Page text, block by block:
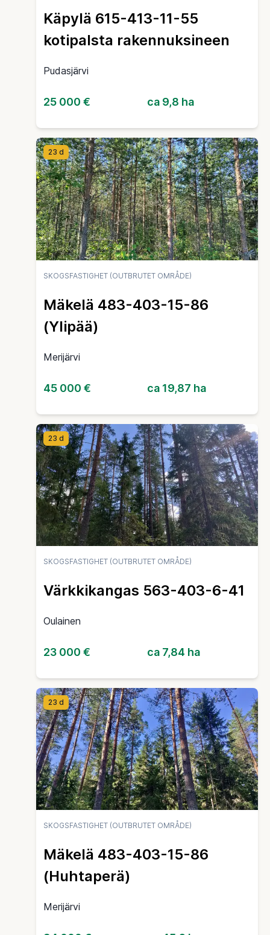
Käpylä 615-413-11-55
kotipalsta rakennuksineen
Pudasjärvi
25 000 € ca 9,8 ha
23 d
SKOGSFASTIGHET (OUTBRUTET OMRÅDE)
Mäkelä 483-403-15-86
(Ylipää)
Merijärvi
45 000 € ca 19,87 ha
23 d
SKOGSFASTIGHET (OUTBRUTET OMRÅDE)
Värkkikangas 563-403-6-41
Oulainen
23 000 € ca 7,84 ha
23 d
SKOGSFASTIGHET (OUTBRUTET OMRÅDE)
Mäkelä 483-403-15-86
(Huhtaperä)
Merijärvi